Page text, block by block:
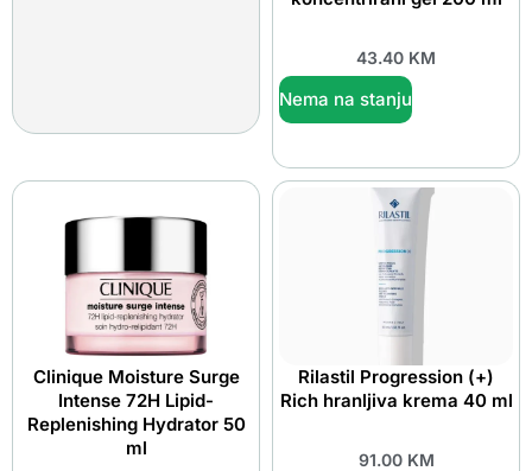
43.40 KM
Nema na stanju
Clinique Moisture Surge
Intense 72H Lipid-
Replenishing Hydrator 50
ml
Rilastil Progression (+)
Rich hranljiva krema 40 ml
91.00 KM